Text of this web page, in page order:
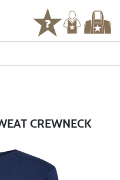
CREWNECK